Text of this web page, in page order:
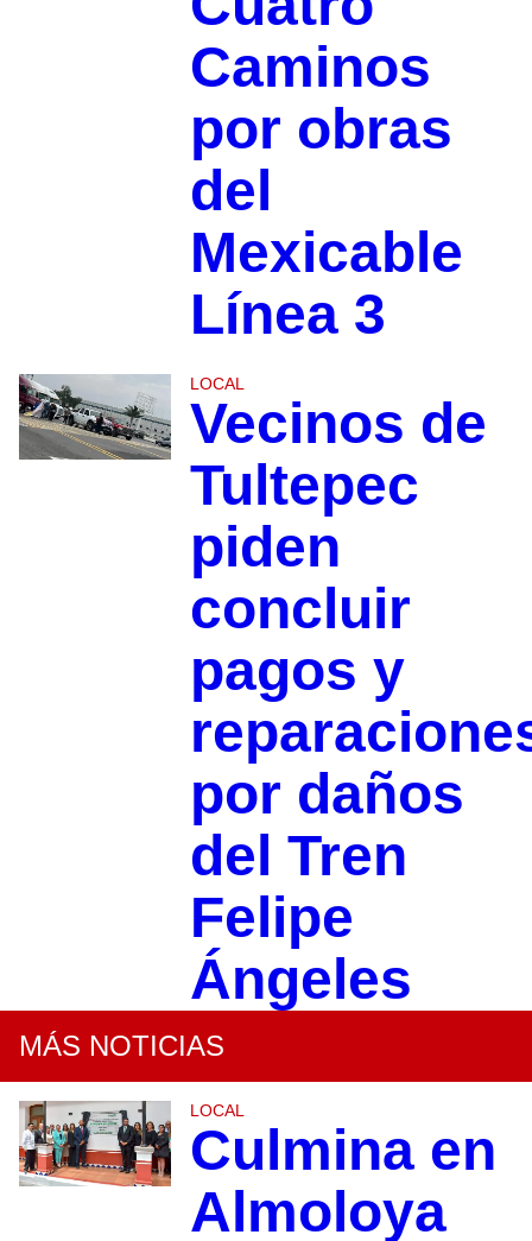
Caminos
por obras
del
Mexicable
Línea 3
LOCAL
Vecinos de
Tultepec
piden
concluir
pagos y
por daños
del Tren
Felipe
Ángeles
MÁS NOTICIAS
LOCAL
Culmina en
Almoloya